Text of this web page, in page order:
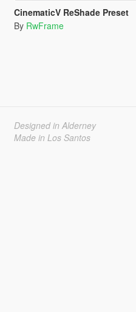
CinematicV ReShade Preset
By RwFrame
Designed in Alderney
Made in Los Santos